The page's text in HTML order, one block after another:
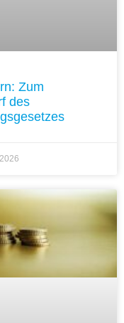
Zum
des